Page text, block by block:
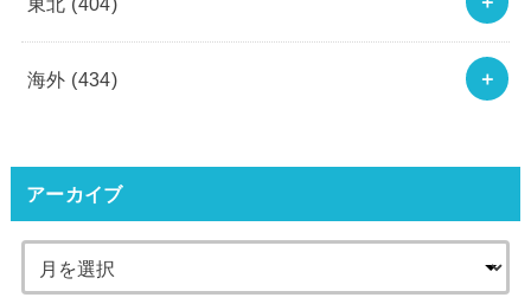
海外 (434)
アーカイブ